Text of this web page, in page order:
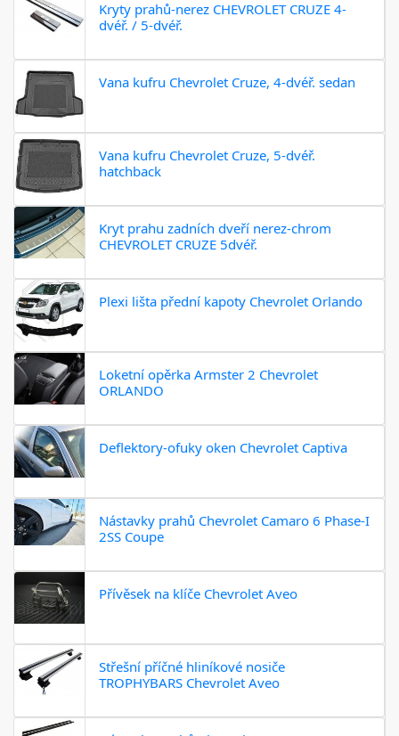
Kryty prahů-nerez CHEVROLET CRUZE 4-
dvéř. / 5-dvéř.
Vana kufru Chevrolet Cruze, 4-dvéř. sedan
Vana kufru Chevrolet Cruze, 5-dvéř.
hatchback
Kryt prahu zadních dveří nerez-chrom
CHEVROLET CRUZE 5dvéř.
Plexi lišta přední kapoty Chevrolet Orlando
Loketní opěrka Armster 2 Chevrolet
ORLANDO
Deflektory-ofuky oken Chevrolet Captiva
Nástavky prahů Chevrolet Camaro 6 Phase-I
2SS Coupe
Přívěsek na klíče Chevrolet Aveo
Střešní příčné hliníkové nosiče
TROPHYBARS Chevrolet Aveo